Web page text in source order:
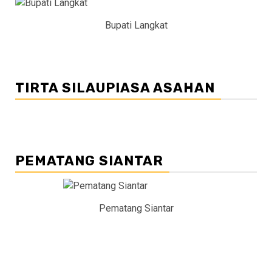
Bupati Langkat
TIRTA SILAUPIASA ASAHAN
PEMATANG SIANTAR
Pematang Siantar